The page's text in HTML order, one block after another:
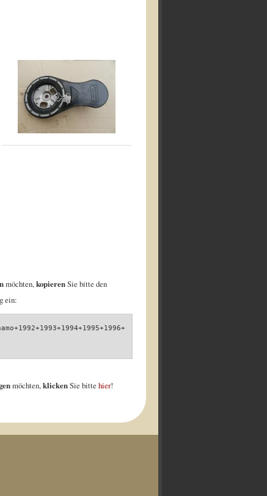
möchten,kopierenSie bitte den
ein:
möchten,klickenSie bittehier!